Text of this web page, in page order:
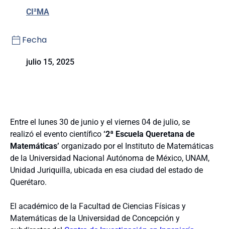
CI²MA
Fecha
julio 15, 2025
Entre el lunes 30 de junio y el viernes 04 de julio, se
realizó el evento científico ‘2ª Escuela Queretana de
Matemáticas’ organizado por el Instituto de Matemáticas
de la Universidad Nacional Autónoma de México, UNAM,
Unidad Juriquilla, ubicada en esa ciudad del estado de
Querétaro.
El académico de la Facultad de Ciencias Físicas y
Matemáticas de la Universidad de Concepción y